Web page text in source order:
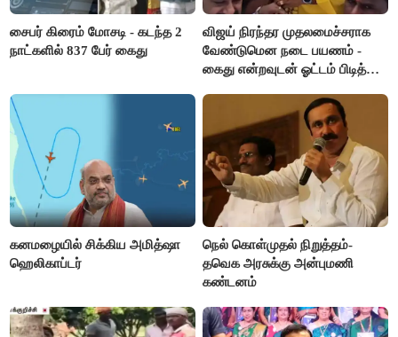
சைபர் கிரைம் மோசடி - கடந்த 2
நாட்களில் 837 பேர் கைது
விஜய் நிரந்தர முதலமைச்சராக
வேண்டுமென நடை பயணம் -
கைது என்றவுடன் ஓட்டம் பிடித்த
கனமழையில் சிக்கிய அமித்ஷா
ஹெலிகாப்டர்
நெல் கொள்முதல் நிறுத்தம்-
தவெக அரசுக்கு அன்புமணி
கண்டனம்